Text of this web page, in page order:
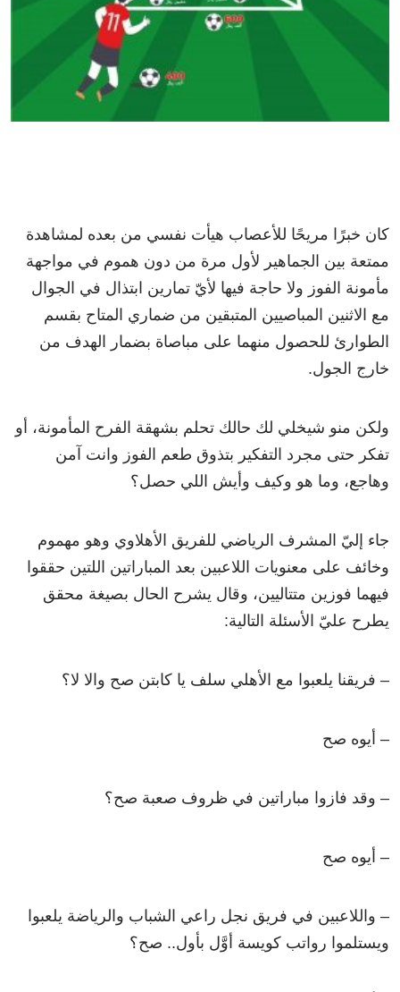
كان خبرًا مريحًا للأعصاب هيأت نفسي من بعده لمشاهدة
ممتعة بين الجماهير لأول مرة من دون هموم في مواجهة
مأمونة الفوز ولا حاجة فيها لأيّ تمارين ابتذال في الجوال
مع الاثنين المباصيين المتبقين من ضماري المتاح بقسم
الطوارئ للحصول منهما على مباصاة بضمار الهدف من
خارج الجول.
ولكن منو شيخلي لك حالك تحلم بشهقة الفرح المأمونة، أو
تفكر حتى مجرد التفكير بتذوق طعم الفوز وانت آمن
وهاجع، وما هو وكيف وأيش اللي حصل؟
جاء إليّ المشرف الرياضي للفريق الأهلاوي وهو مهموم
وخائف على معنويات اللاعبين بعد المباراتين اللتين حققوا
فيهما فوزين متتاليين، وقال يشرح الحال بصيغة محقق
يطرح عليّ الأسئلة التالية:
– فريقنا يلعبوا مع الأهلي سلف يا كابتن صح والا لا؟
– أيوه صح
– وقد فازوا مباراتين في ظروف صعبة صح؟
– أيوه صح
– واللاعبين في فريق نجل راعي الشباب والرياضة يلعبوا
ويستلموا رواتب كويسة أوَّل بأول.. صح؟